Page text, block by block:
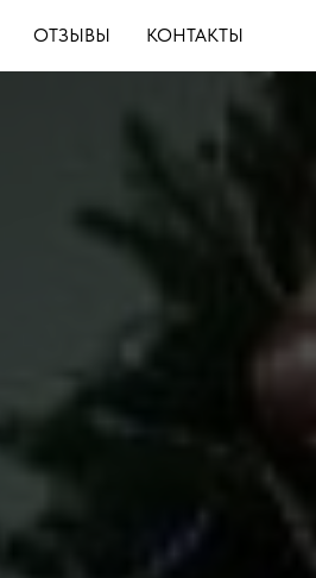
ОТЗЫВЫ КОНТАКТЫ